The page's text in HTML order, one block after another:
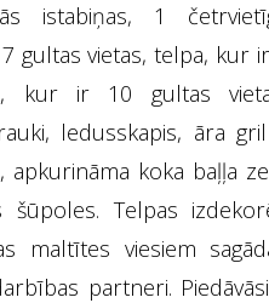
istabiņas, 1
gultas vietas, telpa, kur
kur ir 10 gultas
ledusskapis, āra
apkurināma koka baļļa
šūpoles. Telpas
maltītes viesiem
partneri.